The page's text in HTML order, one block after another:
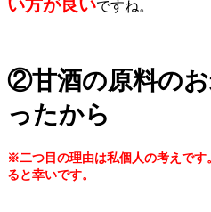
い方が良いですね。
②甘酒の原料の
ったから
※二つ目の理由は私個人の考えです
ると幸いです。